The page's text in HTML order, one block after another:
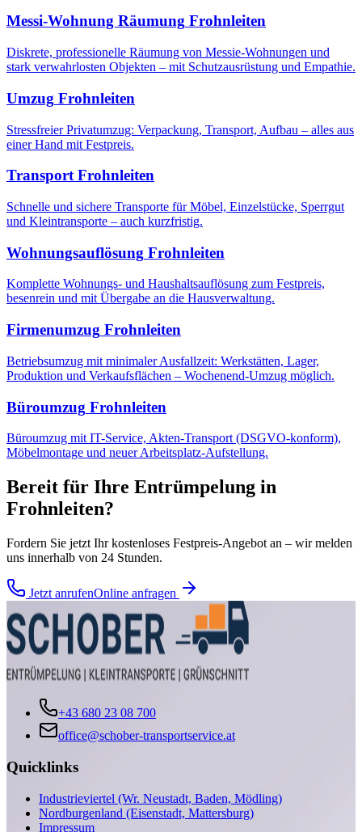
Messi-Wohnung Räumung Frohnleiten
Diskrete, professionelle Räumung von Messie-Wohnungen und
stark verwahrlosten Objekten – mit Schutzausrüstung und Empathie.
Umzug Frohnleiten
Stressfreier Privatumzug: Verpackung, Transport, Aufbau – alles aus
einer Hand mit Festpreis.
Transport Frohnleiten
Schnelle und sichere Transporte für Möbel, Einzelstücke, Sperrgut
und Kleintransporte – auch kurzfristig.
Wohnungsauflösung Frohnleiten
Komplette Wohnungs- und Haushaltsauflösung zum Festpreis,
besenrein und mit Übergabe an die Hausverwaltung.
Firmenumzug Frohnleiten
Betriebsumzug mit minimaler Ausfallzeit: Werkstätten, Lager,
Produktion und Verkaufsflächen – Wochenend-Umzug möglich.
Büroumzug Frohnleiten
Büroumzug mit IT-Service, Akten-Transport (DSGVO-konform),
Möbelmontage und neuer Arbeitsplatz-Aufstellung.
Bereit für Ihre Entrümpelung in
Frohnleiten?
Fordern Sie jetzt Ihr kostenloses Festpreis-Angebot an – wir melden
uns innerhalb von 24 Stunden.
Jetzt anrufenOnline anfragen
+43 680 23 08 700
office@schober-transportservice.at
Quicklinks
Industrieviertel (Wr. Neustadt, Baden, Mödling)
Nordburgenland (Eisenstadt, Mattersburg)
Impressum